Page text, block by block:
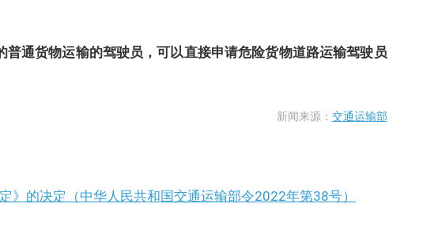
通货物运输的驾驶员，可以直接申请危险货物道路运输驾驶员
新闻来源： 交通运输部
》的决定（中华人民共和国交通运输部令2022年第38号）